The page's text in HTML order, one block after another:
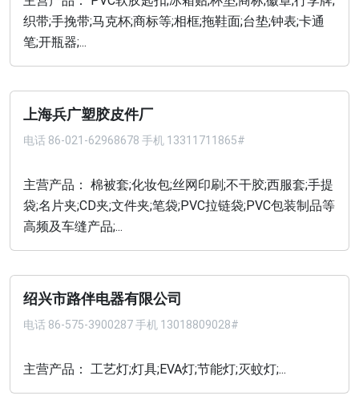
织带;手挽带;马克杯;商标等;相框;拖鞋面;台垫;钟表;卡通
笔;开瓶器;...
上海兵广塑胶皮件厂
电话 86-021-62968678 手机 13311711865#
主营产品： 棉被套;化妆包;丝网印刷;不干胶;西服套;手提
袋;名片夹;CD夹;文件夹;笔袋;PVC拉链袋;PVC包装制品等
高频及车缝产品;...
绍兴市路伴电器有限公司
电话 86-575-3900287 手机 13018809028#
主营产品： 工艺灯;灯具;EVA灯;节能灯;灭蚊灯;...